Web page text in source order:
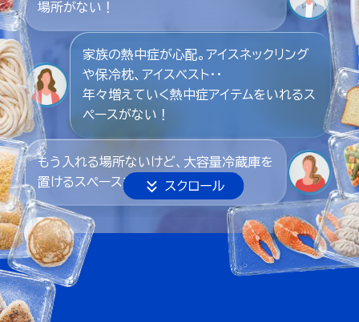
場所がない！
家族の熱中症が心配。アイスネックリング
や保冷枕、アイスベスト・・
年々増えていく熱中症アイテムをいれるス
ペースがない！
もう入れる場所ないけど、大容量冷蔵庫を
置けるスペースもない！